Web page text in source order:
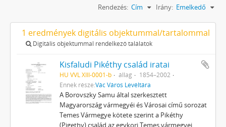
Rendezés: Cím Irány: Emelkedő
1 eredmények digitális objektummal/tartalommal
Digitális objektummal rendelkező találatok
Kisfaludi Pikéthy család iratai
HU VVL XIII-0001-b állag
1854–2002
Ennek része:Vác Város Levéltára
A Borovszky Samu által szerkesztett
Magyarország vármegyéi és Városai című sorozat
Temes Vármegye kötete szerint a Pikéthy
(Pigethy) család az egykori Temes vármegyei